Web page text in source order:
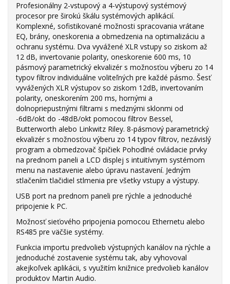
Profesionálny 2-vstupový a 4-výstupový systémový
procesor pre širokú škálu systémových aplikácií.
Komplexné, sofistikované možnosti spracovania vrátane
EQ, brány, oneskorenia a obmedzenia na optimalizáciu a
ochranu systému. Dva vyvážené XLR vstupy so ziskom až
12 dB, invertovanie polarity, oneskorenie 600 ms, 10
pásmový parametrický ekvalizér s možnosťou výberu zo 14
typov filtrov individuálne voliteľných pre každé pásmo. Šesť
vyvážených XLR výstupov so ziskom 12dB, invertovaním
polarity, oneskorením 200 ms, hornými a
dolnopriepustnými filtrami s medznými sklonmi od
-6dB/okt do -48dB/okt pomocou filtrov Bessel,
Butterworth alebo Linkwitz Riley. 8-pásmový parametrický
ekvalizér s možnosťou výberu zo 14 typov filtrov, nezávislý
program a obmedzovač špičiek Pohodlné ovládacie prvky
na prednom paneli a LCD displej s intuitívnym systémom
menu na nastavenie alebo úpravu nastavení. Jedným
stlačením tlačidiel stlmenia pre všetky vstupy a výstupy.
USB port na prednom paneli pre rýchle a jednoduché
pripojenie k PC.
Možnosť sieťového pripojenia pomocou Ethernetu alebo
RS485 pre väčšie systémy.
Funkcia importu predvolieb výstupných kanálov na rýchle a
jednoduché zostavenie systému tak, aby vyhovoval
akejkoľvek aplikácii, s využitím knižnice predvolieb kanálov
produktov Martin Audio.